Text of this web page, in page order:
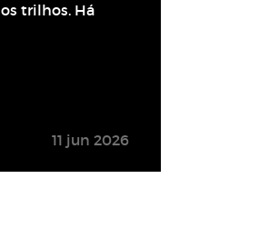
trilhos. Há
11 jun 2026